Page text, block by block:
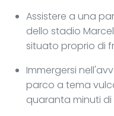
Assistere a una
dello stadio
situato proprio di
Immergersi
parco a tema
quaranta minuti